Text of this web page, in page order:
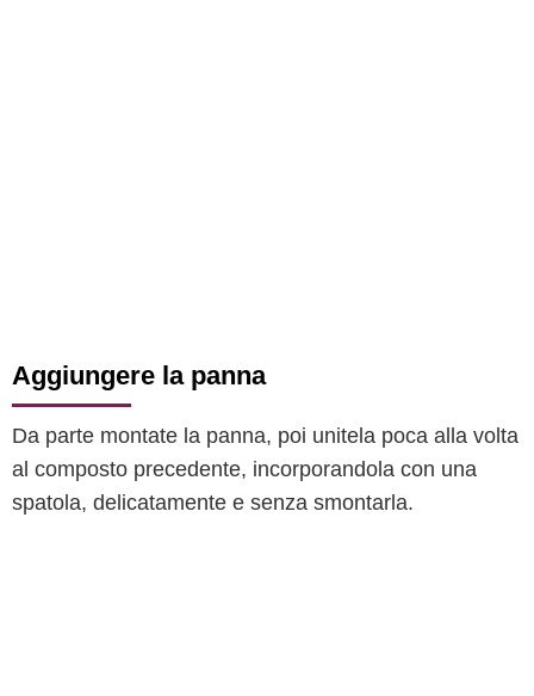
Aggiungere la panna
Da parte montate la panna, poi unitela poca alla volta
al composto precedente, incorporandola con una
spatola, delicatamente e senza smontarla.